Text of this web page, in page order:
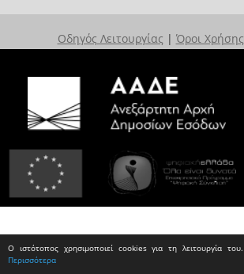
Ο ιστότοπος χρησιμοποιεί cookies για τη λειτουργία του.
Περισσότερα
Οδηγός Λειτουργίας | Όροι Χρήσης